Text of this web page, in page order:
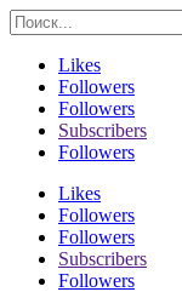
Likes
Followers
Followers
Subscribers
Followers
Likes
Followers
Followers
Subscribers
Followers